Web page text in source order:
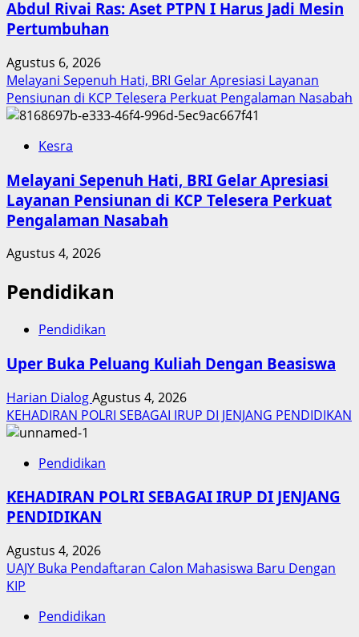
Abdul Rivai Ras: Aset PTPN I Harus Jadi Mesin
Pertumbuhan
Agustus 6, 2026
Melayani Sepenuh Hati, BRI Gelar Apresiasi Layanan
Pensiunan di KCP Telesera Perkuat Pengalaman Nasabah
Kesra
Melayani Sepenuh Hati, BRI Gelar Apresiasi
Layanan Pensiunan di KCP Telesera Perkuat
Pengalaman Nasabah
Agustus 4, 2026
Pendidikan
Pendidikan
Uper Buka Peluang Kuliah Dengan Beasiswa
Harian DialogAgustus 4, 2026
KEHADIRAN POLRI SEBAGAI IRUP DI JENJANG PENDIDIKAN
Pendidikan
KEHADIRAN POLRI SEBAGAI IRUP DI JENJANG
PENDIDIKAN
Agustus 4, 2026
UAJY Buka Pendaftaran Calon Mahasiswa Baru Dengan
KIP
Pendidikan